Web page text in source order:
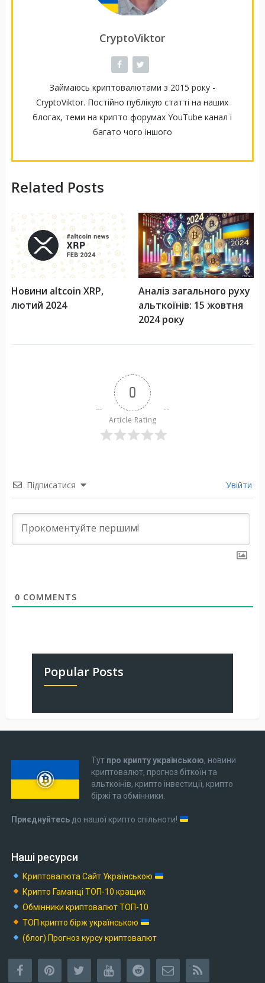
CryptoViktor
Займаюсь криптовалютами з 2015 року -
CryptoViktor. Постійно публікую статті на наших
блогах, теми на крипто форумах YouTube канал і
багато чого іншого
Related Posts
Новини altcoin XRP,
лютий 2024
Аналіз загального руху
альткоїнів: 15 жовтня
2024 року
0
Article Rating
Підписатися Увійти
0 COMMENTS
Popular Posts
Тут про крипту українською, новини
криптовалют, прогноз біткоїн та
альткоінів, крипто інвестиції, крипто
біржі та обмінники.
Приєднуйтесьдо нашої крипто спільноти!
Наші ресурси
Криптовалюта Cайт Українською
Крипто Гаманці ТОП-10 кращих
Обмінники криптовалют ТОП-10
ТОП крипто бірж українською
(блог) Прогноз курсу криптовалют